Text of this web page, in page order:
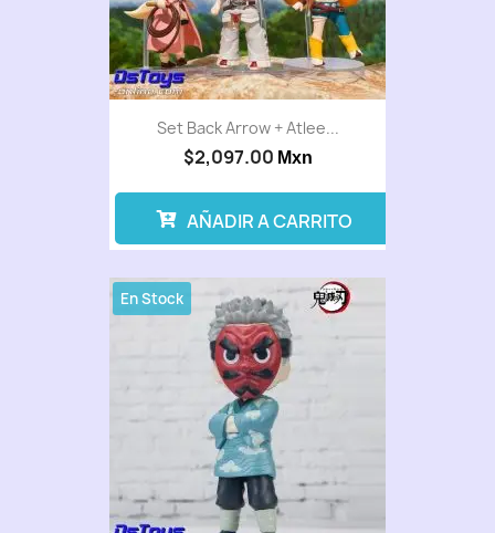
Set Back Arrow + Atlee...
$2,097.00 Mxn
AÑADIR A CARRITO
En Stock